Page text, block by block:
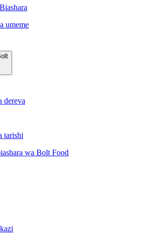
umeme
dereva
tarishi
wa Bolt Food